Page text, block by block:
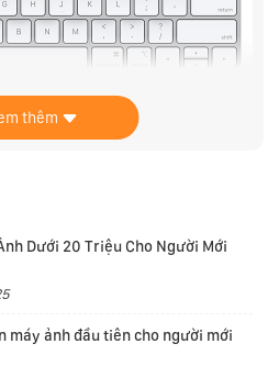
thêm
Dưới 20 Triệu Cho Người Mới
máy ảnh đầu tiên cho người mới